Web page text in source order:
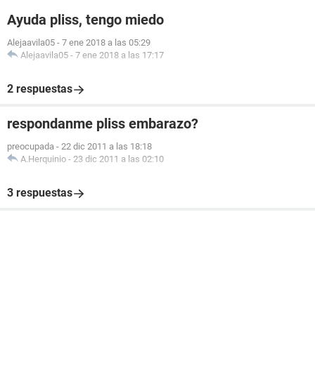
Ayuda pliss, tengo miedo
Alejaavila05 - 7 ene 2018 a las 05:29
Alejaavila05 - 7 ene 2018 a las 17:17
2 respuestas
respondanme pliss embarazo?
preocupada - 22 dic 2011 a las 18:18
A.Herquinio - 23 dic 2011 a las 02:10
3 respuestas